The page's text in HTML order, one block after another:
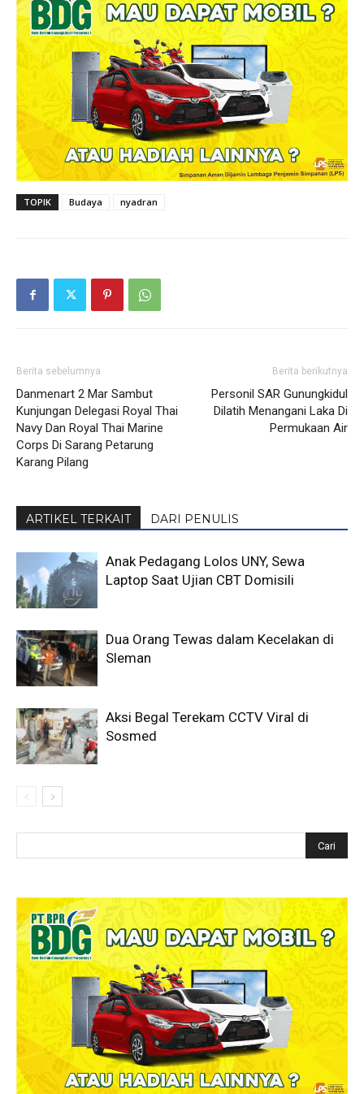
TOPIK Budaya nyadran
Berita sebelumnya
Danmenart 2 Mar Sambut
Kunjungan Delegasi Royal Thai
Navy Dan Royal Thai Marine
Corps Di Sarang Petarung
Karang Pilang
Berita berikutnya
Personil SAR Gunungkidul
Dilatih Menangani Laka Di
Permukaan Air
ARTIKEL TERKAIT DARI PENULIS
Anak Pedagang Lolos UNY, Sewa
Laptop Saat Ujian CBT Domisili
Dua Orang Tewas dalam Kecelakan di
Sleman
Aksi Begal Terekam CCTV Viral di
Sosmed